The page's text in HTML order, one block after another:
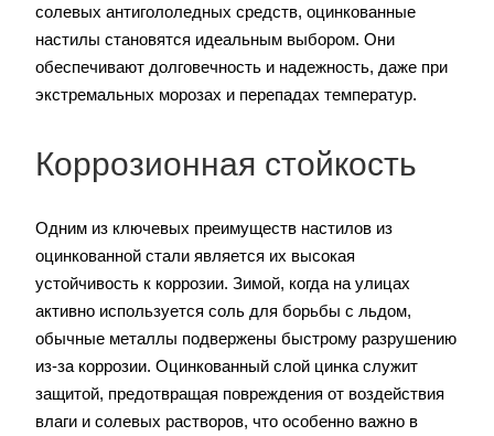
солевых антигололедных средств, оцинкованные
настилы становятся идеальным выбором. Они
обеспечивают долговечность и надежность, даже при
экстремальных морозах и перепадах температур.
Коррозионная стойкость
Одним из ключевых преимуществ настилов из
оцинкованной стали является их высокая
устойчивость к коррозии. Зимой, когда на улицах
активно используется соль для борьбы с льдом,
обычные металлы подвержены быстрому разрушению
из-за коррозии. Оцинкованный слой цинка служит
защитой, предотвращая повреждения от воздействия
влаги и солевых растворов, что особенно важно в